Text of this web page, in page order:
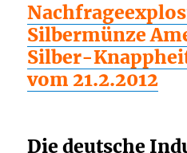
Silbermünze
Silber-
vom 21.2.2012
Die deutsche